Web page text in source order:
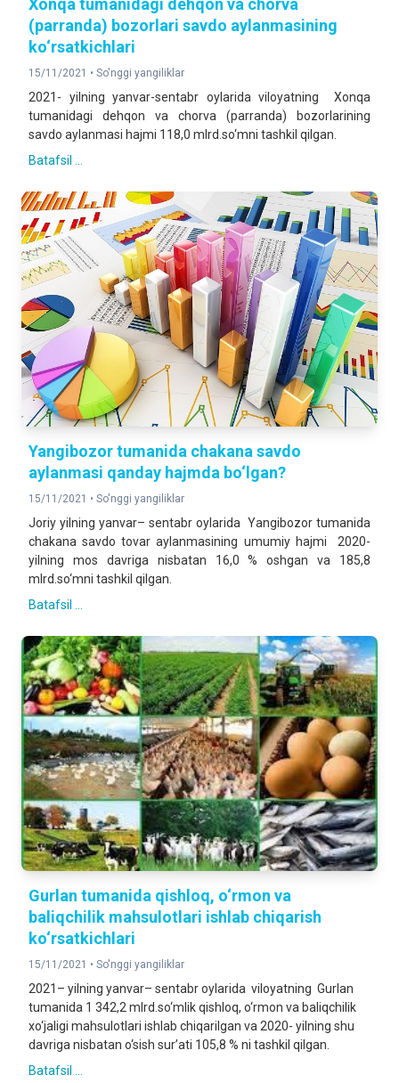
Xonqa tumanidagi dehqon va chorva
(parranda) bozorlari savdo aylanmasining
ko‘rsatkichlari
15/11/2021 • So'nggi yangiliklar
2021- yilning yanvar-sentabr oylarida viloyatning Xonqa
tumanidagi dehqon va chorva (parranda) bozorlarining
savdo aylanmasi hajmi 118,0 mlrd.so‘mni tashkil qilgan.
Batafsil ...
Yangibozor tumanida chakana savdo
aylanmasi qanday hajmda bo‘lgan?
15/11/2021 • So'nggi yangiliklar
Joriy yilning yanvar– sentabr oylarida Yangibozor tumanida
chakana savdo tovar aylanmasining umumiy hajmi 2020-
yilning mos davriga nisbatan 16,0 % oshgan va 185,8
mlrd.so‘mni tashkil qilgan.
Batafsil ...
Gurlan tumanida qishloq, o‘rmon va
baliqchilik mahsulotlari ishlab chiqarish
ko‘rsatkichlari
15/11/2021 • So'nggi yangiliklar
2021– yilning yanvar– sentabr oylarida viloyatning Gurlan
tumanida 1 342,2 mlrd.so‘mlik qishloq, o‘rmon va baliqchilik
xo‘jaligi mahsulotlari ishlab chiqarilgan va 2020- yilning shu
davriga nisbatan o‘sish sur’ati 105,8 % ni tashkil qilgan.
Batafsil ...